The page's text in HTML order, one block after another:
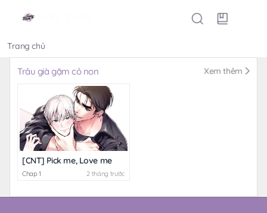
Trang chủ
Trâu già gặm cỏ non Xem thêm
[CNT] Pick me, Love me
Chap 1 2 tháng trước